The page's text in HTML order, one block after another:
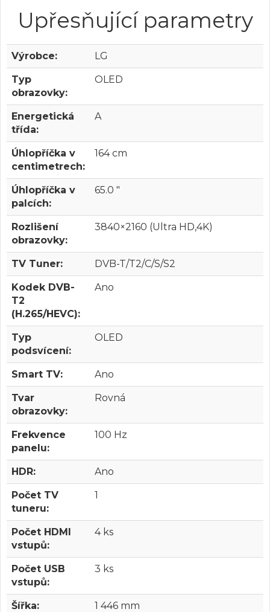
Upřesňující parametry
Výrobce: LG
Typ
obrazovky:
OLED
Energetická
třída:
A
Úhlopříčka v
centimetrech:
164 cm
Úhlopříčka v
palcích:
65.0 "
Rozlišení
obrazovky:
3840×2160 (Ultra HD,4K)
TV Tuner: DVB-T/T2/C/S/S2
Kodek DVB-
T2
(H.265/HEVC):
Ano
Typ
podsvícení:
OLED
Smart TV: Ano
Tvar
obrazovky:
Rovná
Frekvence
panelu:
100 Hz
HDR: Ano
Počet TV
tuneru:
1
Počet HDMI
vstupů:
4 ks
Počet USB
vstupů:
3 ks
Šířka: 1 446 mm